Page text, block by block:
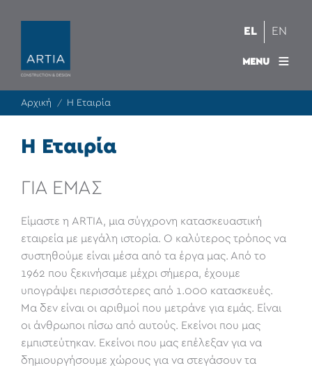
EL EN
MENU
Αρχική / Η Εταιρία
Η Εταιρία
ΓΙΑ ΕΜΑΣ
Είμαστε η ARTIA, μια σύγχρονη κατασκευαστική
εταιρεία με μεγάλη ιστορία. Ο καλύτερος τρόπος να
συστηθούμε είναι μέσα από τα έργα μας. Από το
1962 που ξεκινήσαμε μέχρι σήμερα, έχουμε
υπογράψει περισσότερες από 1.000 κατασκευές.
Μα δεν είναι οι αριθμοί που μετράνε για εμάς. Είναι
οι άνθρωποι πίσω από αυτούς. Εκείνοι που μας
εμπιστεύτηκαν. Εκείνοι που μας επέλεξαν για να
δημιουργήσουμε χώρους για να στεγάσουν τα